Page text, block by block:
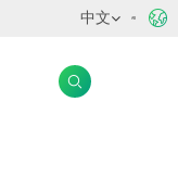

AR
中文
